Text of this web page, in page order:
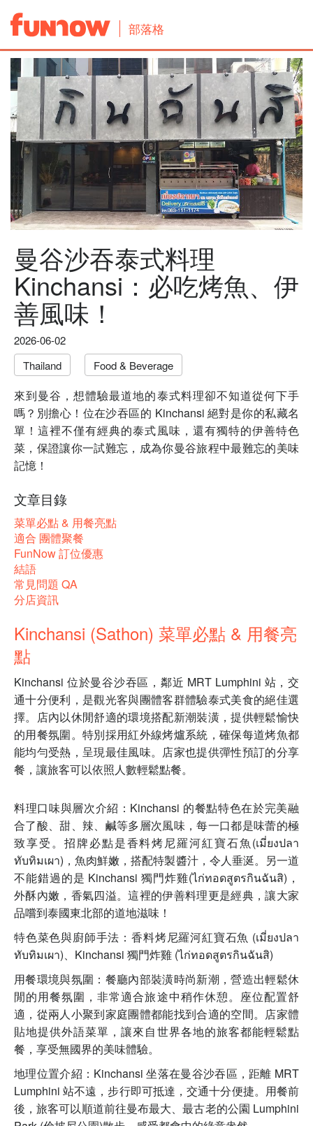
部落格
曼谷沙吞泰式料理
Kinchansi：必吃烤魚、伊
善風味！
2026-06-02
Thailand
Food & Beverage
來到曼谷，想體驗最道地的泰式料理卻不知道從何下手
嗎？別擔心！位在沙吞區的 Kinchansi 絕對是你的私藏名
單！這裡不僅有經典的泰式風味，還有獨特的伊善特色
菜，保證讓你一試難忘，成為你曼谷旅程中最難忘的美味
記憶！
文章目錄
菜單必點 & 用餐亮點
適合 團體聚餐
FunNow 訂位優惠
結語
常見問題 QA
分店資訊
Kinchansi (Sathon) 菜單必點 & 用餐亮
點
Kinchansi 位於曼谷沙吞區，鄰近 MRT Lumphini 站，交
通十分便利，是觀光客與團體客群體驗泰式美食的絕佳選
擇。店內以休閒舒適的環境搭配新潮裝潢，提供輕鬆愉快
的用餐氛圍。特別採用紅外線烤爐系統，確保每道烤魚都
能均勻受熱，呈現最佳風味。店家也提供彈性預訂的分享
餐，讓旅客可以依照人數輕鬆點餐。
料理口味與層次介紹：Kinchansi 的餐點特色在於完美融
合了酸、甜、辣、鹹等多層次風味，每一口都是味蕾的極
致享受。招牌必點是香料烤尼羅河紅寶石魚(เมี่ยงปลา
ทับทิมเผา)，魚肉鮮嫩，搭配特製醬汁，令人垂涎。另一道
不能錯過的是 Kinchansi 獨門炸雞(ไก่ทอดสูตรกินฉันสิ)，
外酥內嫩，香氣四溢。這裡的伊善料理更是經典，讓大家
品嚐到泰國東北部的道地滋味！
特色菜色與廚師手法：香料烤尼羅河紅寶石魚 (เมี่ยงปลา
ทับทิมเผา)、Kinchansi 獨門炸雞 (ไก่ทอดสูตรกินฉันสิ)
用餐環境與氛圍：餐廳內部裝潢時尚新潮，營造出輕鬆休
閒的用餐氛圍，非常適合旅途中稍作休憩。座位配置舒
適，從兩人小聚到家庭團體都能找到合適的空間。店家體
貼地提供外語菜單，讓來自世界各地的旅客都能輕鬆點
餐，享受無國界的美味體驗。
地理位置介紹：Kinchansi 坐落在曼谷沙吞區，距離 MRT
Lumphini 站不遠，步行即可抵達，交通十分便捷。用餐前
後，旅客可以順道前往曼布最大、最古老的公園 Lumphini